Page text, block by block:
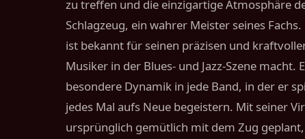
zu treffen und die einzigartige Atmosphäre
Schlagzeug, ein wahrer Meister seines
ist bekannt für seinen präzisen und
Musiker in der Blues- und Jazz-Szene
besondere Dynamik in jede Band, in der er
jedes Mal aufs Neue begeistern. Mit seiner
ursprünglich gemütlich mit dem Zug